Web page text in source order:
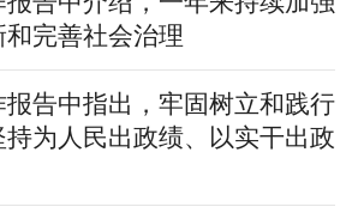
完善社会治理
告中指出，牢固树立和践行
为人民出政绩、以实干出政